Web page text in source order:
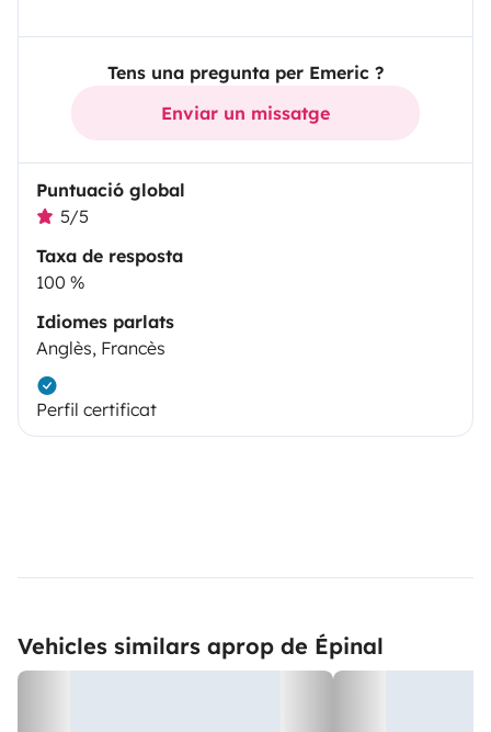
Tens una pregunta per Emeric ?
Enviar un missatge
Puntuació global
5/5
Taxa de resposta
100 %
Idiomes parlats
Anglès, Francès
Perfil certificat
Vehicles similars aprop de Épinal